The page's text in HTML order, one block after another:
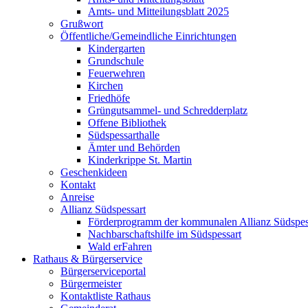
Amts- und Mitteilungsblatt 2025
Grußwort
Öffentliche/Gemeindliche Einrichtungen
Kindergarten
Grundschule
Feuerwehren
Kirchen
Friedhöfe
Grüngutsammel- und Schredderplatz
Offene Bibliothek
Südspessarthalle
Ämter und Behörden
Kinderkrippe St. Martin
Geschenkideen
Kontakt
Anreise
Allianz Südspessart
Förderprogramm der kommunalen Allianz
Nachbarschaftshilfe im Südspessart
Wald erFahren
Rathaus & Bürgerservice
Bürgerserviceportal
Bürgermeister
Kontaktliste Rathaus